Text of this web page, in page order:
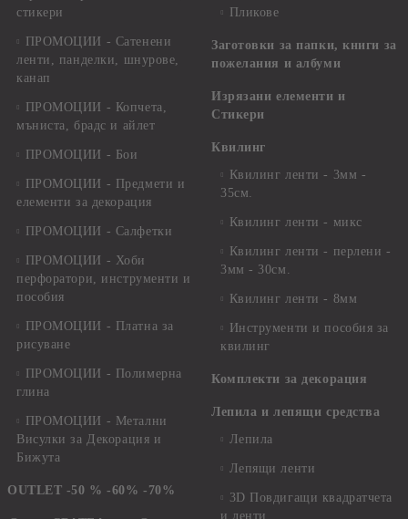
стикери
ПРОМОЦИИ - Сатенени
ленти, панделки, шнурове,
канап
ПРОМОЦИИ - Копчета,
мъниста, брадс и айлет
ПРОМОЦИИ - Бои
ПРОМОЦИИ - Предмети и
елементи за декорация
ПРОМОЦИИ - Салфетки
ПРОМОЦИИ - Хоби
перфоратори, инструменти и
пособия
ПРОМОЦИИ - Платна за
рисуване
ПРОМОЦИИ - Полимерна
глина
ПРОМОЦИИ - Метални
Висулки за Декорация и
Бижута
OUTLET -50 % -60% -70%
Пликове
Заготовки за папки, книги за
пожелания и албуми
Изрязани елементи и
Стикери
Квилинг
Квилинг ленти - 3мм -
35см.
Квилинг ленти - микс
Квилинг ленти - перлени -
3мм - 30см.
Квилинг ленти - 8мм
Инструменти и пособия за
квилинг
Комплекти за декорация
Лепила и лепящи средства
Лепила
Лепящи ленти
3D Повдигащи квадратчета
и ленти